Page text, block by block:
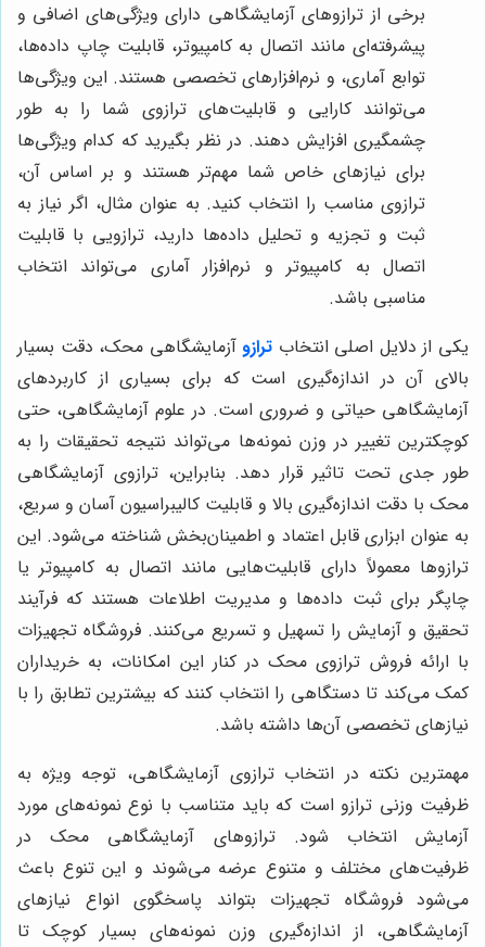
برخی از ترازوهای آزمایشگاهی دارای ویژگی‌های اضافی و
پیشرفته‌ای مانند اتصال به کامپیوتر، قابلیت چاپ داده‌ها،
توابع آماری، و نرم‌افزارهای تخصصی هستند. این ویژگی‌ها
می‌توانند کارایی و قابلیت‌های ترازوی شما را به طور
چشمگیری افزایش دهند. در نظر بگیرید که کدام ویژگی‌ها
برای نیازهای خاص شما مهم‌تر هستند و بر اساس آن،
ترازوی مناسب را انتخاب کنید. به عنوان مثال، اگر نیاز به
ثبت و تجزیه و تحلیل داده‌ها دارید، ترازویی با قابلیت
اتصال به کامپیوتر و نرم‌افزار آماری می‌تواند انتخاب
مناسبی باشد.
یکی از دلایل اصلی انتخاب ترازوآزمایشگاهی محک، دقت بسیار
بالای آن در اندازه‌گیری است که برای بسیاری از کاربردهای
آزمایشگاهی حیاتی و ضروری است. در علوم آزمایشگاهی، حتی
کوچکترین تغییر در وزن نمونه‌ها می‌تواند نتیجه تحقیقات را به
طور جدی تحت تاثیر قرار دهد. بنابراین، ترازوی آزمایشگاهی
محک با دقت اندازه‌گیری بالا و قابلیت کالیبراسیون آسان و سریع،
به عنوان ابزاری قابل اعتماد و اطمینان‌بخش شناخته می‌شود. این
ترازوها معمولاً دارای قابلیت‌هایی مانند اتصال به کامپیوتر یا
چاپگر برای ثبت داده‌ها و مدیریت اطلاعات هستند که فرآیند
تحقیق و آزمایش را تسهیل و تسریع می‌کنند. فروشگاه تجهیزات
با ارائه فروش ترازوی محک در کنار این امکانات، به خریداران
کمک می‌کند تا دستگاهی را انتخاب کنند که بیشترین تطابق را با
نیازهای تخصصی آن‌ها داشته باشد.
مهمترین نکته در انتخاب ترازوی آزمایشگاهی، توجه ویژه به
ظرفیت وزنی ترازو است که باید متناسب با نوع نمونه‌های مورد
آزمایش انتخاب شود. ترازوهای آزمایشگاهی محک در
ظرفیت‌های مختلف و متنوع عرضه می‌شوند و این تنوع باعث
می‌شود فروشگاه تجهیزات بتواند پاسخگوی انواع نیازهای
آزمایشگاهی، از اندازه‌گیری وزن نمونه‌های بسیار کوچک تا